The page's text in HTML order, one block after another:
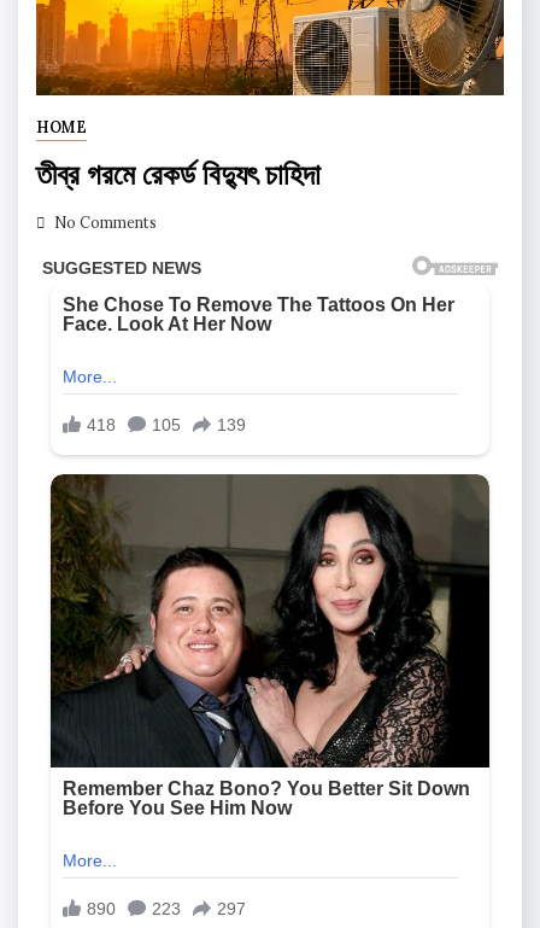
HOME
তীব্র গরমে রেকর্ড বিদ্যুৎ চাহিদা
No Comments